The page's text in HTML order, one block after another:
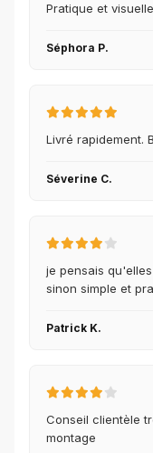
Pratique et
Séphora P.
Livré rapidement.
Séverine C.
je pensais
sinon simple et
Patrick K.
Conseil clientèle
montage